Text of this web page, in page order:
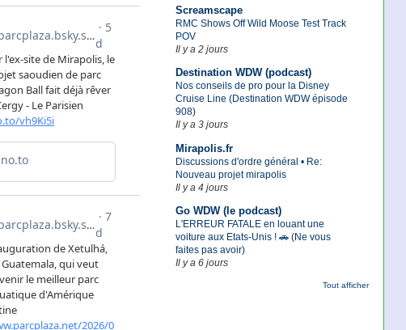
Screamscape
RMC Shows Off Wild Moose Test Track
POV
Il y a 2 jours
Destination WDW (podcast)
Nos conseils de pro pour la Disney
Cruise Line (Destination WDW épisode
908)
Il y a 3 jours
Mirapolis.fr
Discussions d'ordre général • Re:
Nouveau projet mirapolis
Il y a 4 jours
Go WDW (le podcast)
L'ERREUR FATALE en louant une
voiture aux Etats-Unis ! 🚗 (Ne vous
faites pas avoir)
Il y a 6 jours
Tout afficher